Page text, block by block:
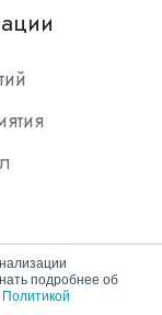
подробнее об
Политикой